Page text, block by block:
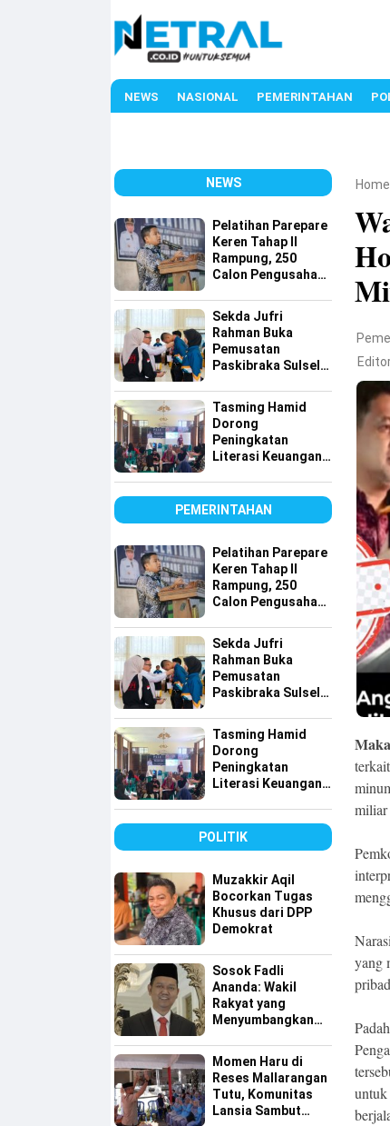
NEWS NASIONAL PEMERINTAHAN
NEWS
Pelatihan Parepare
Keren Tahap II
Rampung, 250
Calon Pengusaha
Sekda Jufri
Rahman Buka
Pemusatan
Paskibraka Sulsel,
Tasming Hamid
Dorong
Peningkatan
Literasi Keuangan
GENCARKAN
PEMERINTAHAN
Pelatihan Parepare
Keren Tahap II
Rampung, 250
Calon Pengusaha
Sekda Jufri
Rahman Buka
Pemusatan
Paskibraka Sulsel,
Tasming Hamid
Dorong
Peningkatan
Literasi Keuangan
GENCARKAN
POLITIK
Muzakkir Aqil
Bocorkan Tugas
Khusus dari DPP
Demokrat
Sosok Fadli
Ananda: Wakil
Rakyat yang
Menyumbangkan
Kurang Mampu
Momen Haru di
Reses Mallarangan
Tutu, Komunitas
Lansia Sambut
Home
miliar
yang
untuk